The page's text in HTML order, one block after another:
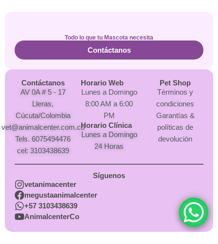
Todo lo que tu Mascota necesita
Contáctanos
Contáctanos
AV 0A # 5 - 17
Lleras,
Cúcuta/Colombia
vet@animalcenter.com.co
Tels. 6075494476
cel: 3103438639
Horario Web
Lunes a Domingo
8:00 AM a 6:00
PM
Horario Clínica
Lunes a Domingo
24 Horas
Pet Shop
Términos y
condiciones
Garantías &
políticas de
devolución
Síguenos
vetanimacenter
megustaanimalcenter
+57 3103438639
AnimalcenterCo